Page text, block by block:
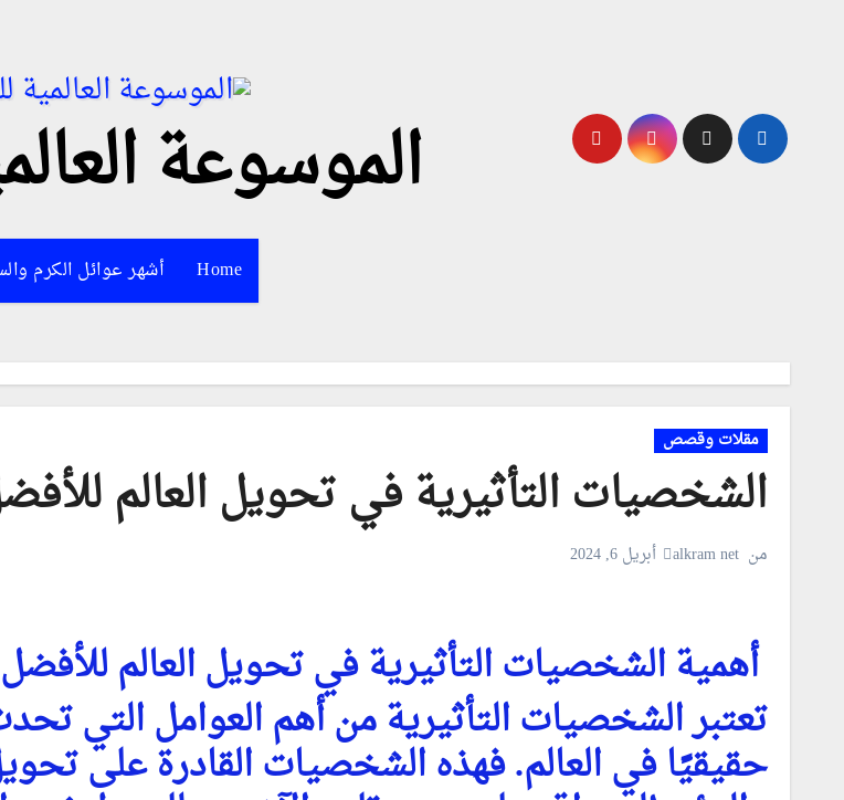
الموسوعة
Home أشهر عوائل الكرم
مقلات وقصص
الشخصيات التأثيرية في تحويل العالم
من alkram net أبريل 6, 2024
أهمية الشخصيات التأثيرية في تحويل العالم للأفضل
تعتبر الشخصيات التأثيرية من أهم العوامل التي
حقيقيًا في العالم. فهذه الشخصيات القادرة على